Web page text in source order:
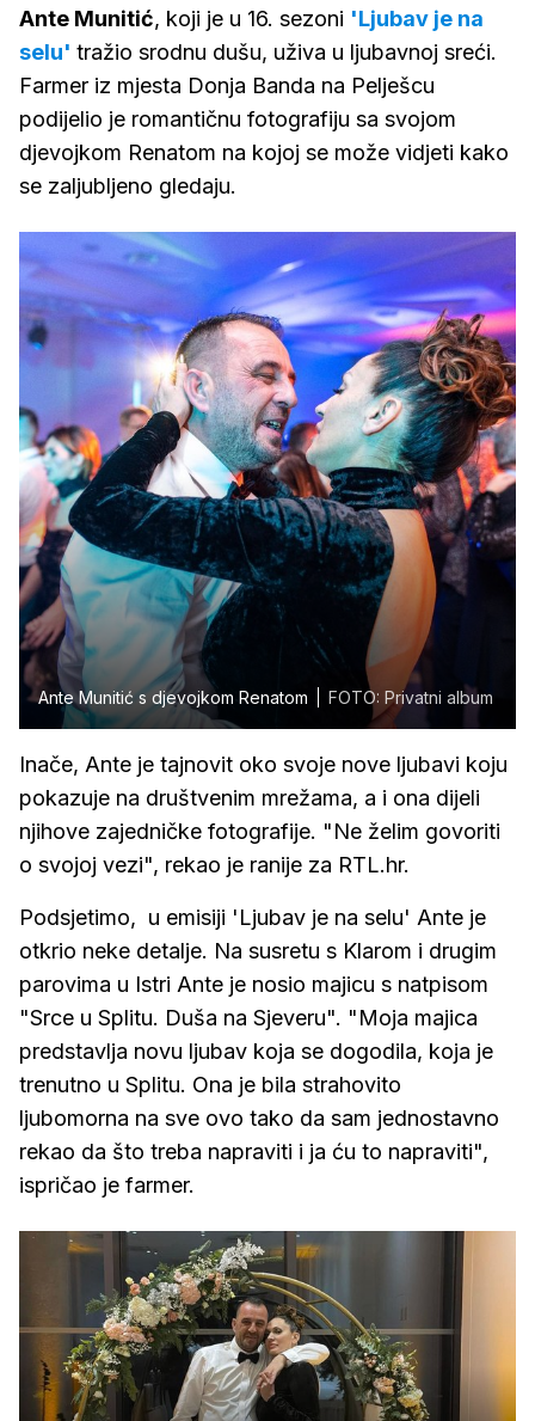
Time
Ante Munitić, koji je u 16. sezoni 'Ljubav je na
selu' tražio srodnu dušu, uživa u ljubavnoj sreći.
Farmer iz mjesta Donja Banda na Pelješcu
podijelio je romantičnu fotografiju sa svojom
djevojkom Renatom na kojoj se može vidjeti kako
se zaljubljeno gledaju.
Ante Munitić s djevojkom Renatom FOTO: Privatni album
Inače, Ante je tajnovit oko svoje nove ljubavi koju
pokazuje na društvenim mrežama, a i ona dijeli
njihove zajedničke fotografije. "Ne želim govoriti
o svojoj vezi", rekao je ranije za RTL.hr.
Podsjetimo, u emisiji 'Ljubav je na selu' Ante je
otkrio neke detalje. Na susretu s Klarom i drugim
parovima u Istri Ante je nosio majicu s natpisom
"Srce u Splitu. Duša na Sjeveru". "Moja majica
predstavlja novu ljubav koja se dogodila, koja je
trenutno u Splitu. Ona je bila strahovito
ljubomorna na sve ovo tako da sam jednostavno
rekao da što treba napraviti i ja ću to napraviti",
ispričao je farmer.